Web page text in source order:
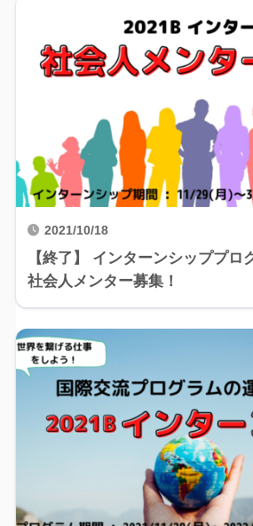
2021/10/18
【終了】 インターンシッププロ
社会人メンター募集！